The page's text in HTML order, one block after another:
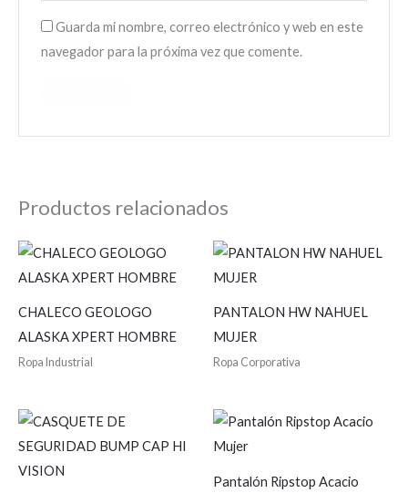
Guarda mi nombre, correo electrónico y web en este
navegador para la próxima vez que comente.
Productos relacionados
CHALECO GEOLOGO
ALASKA XPERT HOMBRE
Ropa Industrial
PANTALON HW NAHUEL
MUJER
Ropa Corporativa
Pantalón Ripstop Acacio